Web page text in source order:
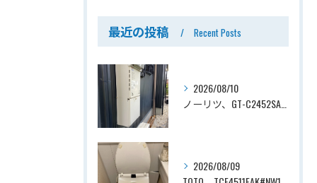
最近の投稿 Recent Posts
2026/08/10
2026/08/09